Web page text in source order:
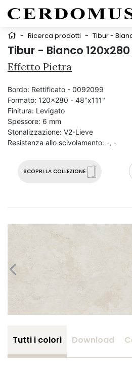
- Ricerca prodotti - Tibur -
Tibur - Bianco
Effetto Pietra
SCOPRI LA COLLEZIONE
Bordo: Rettificato - 0092099
Formato: 120x280 - 48"x111"
Finitura: Levigato
Spessore: 6 mm
Stonalizzazione: V2-Lieve
Resistenza allo scivolamento: -, -
Tutti i colori Download